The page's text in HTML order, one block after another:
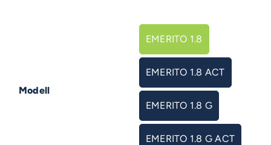
Modell
EMERITO 1.8
EMERITO 1.8 ACT
EMERITO 1.8 G
EMERITO 1.8 G ACT